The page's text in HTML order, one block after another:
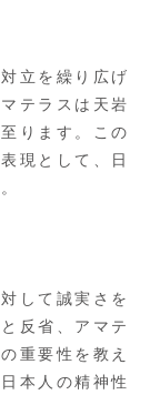
立を繰り広げ
テラスは天岩
ります。この
現として、日
して誠実さを
反省、アマテ
重要性を教え
本人の精神性